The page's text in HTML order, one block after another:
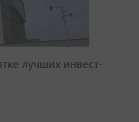
лучших инвест-